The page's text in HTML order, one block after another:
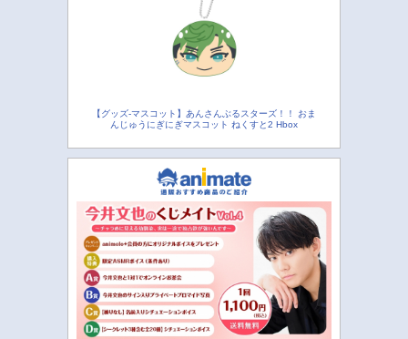
【グッズ-マスコット】あんさんぶるスターズ！！ おま
んじゅうにぎにぎマスコット ねくすと2 Hbox